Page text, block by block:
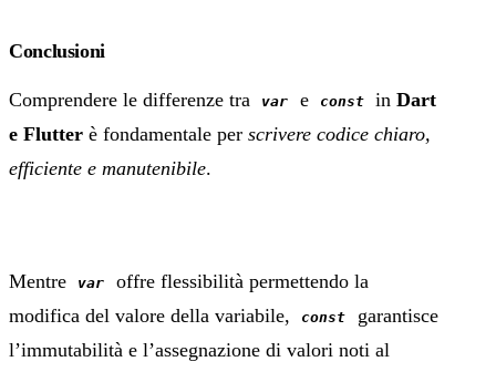
Conclusioni
Comprendere le differenze tra var e const in Dart
e Flutter è fondamentale per scrivere codice chiaro,
efficiente e manutenibile.
Mentre var
offre flessibilità permettendo la
modifica del valore della variabile,
const
garantisce
l’immutabilità e l’assegnazione di valori noti al